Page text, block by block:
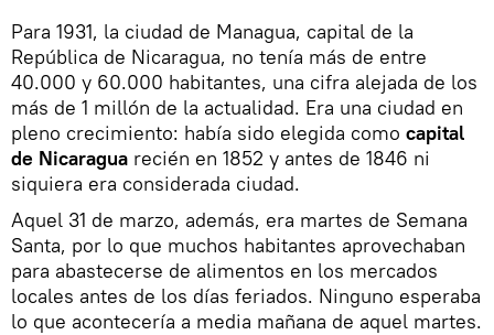
Para 1931, la ciudad de Managua, capital de la
República de Nicaragua, no tenía más de entre
40.000 y 60.000 habitantes, una cifra alejada de los
más de 1 millón de la actualidad. Era una ciudad en
pleno crecimiento: había sido elegida como capital
de Nicaragua recién en 1852 y antes de 1846 ni
siquiera era considerada ciudad.
Aquel 31 de marzo, además, era martes de Semana
Santa, por lo que muchos habitantes aprovechaban
para abastecerse de alimentos en los mercados
locales antes de los días feriados. Ninguno esperaba
lo que acontecería a media mañana de aquel martes.